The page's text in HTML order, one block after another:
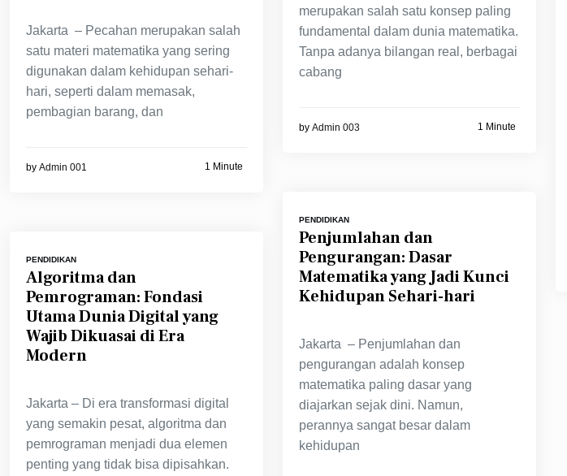
merupakan salah satu konsep paling
fundamental dalam dunia matematika.
Tanpa adanya bilangan real, berbagai
cabang
by Admin 003 1 Minute
Jakarta – Pecahan merupakan salah
satu materi matematika yang sering
digunakan dalam kehidupan sehari-
hari, seperti dalam memasak,
pembagian barang, dan
by Admin 001 1 Minute
PENDIDIKAN
Penjumlahan dan
Pengurangan: Dasar
Matematika yang Jadi Kunci
Kehidupan Sehari-hari
Jakarta – Penjumlahan dan
pengurangan adalah konsep
matematika paling dasar yang
diajarkan sejak dini. Namun,
perannya sangat besar dalam
kehidupan
PENDIDIKAN
Algoritma dan
Pemrograman: Fondasi
Utama Dunia Digital yang
Wajib Dikuasai di Era
Modern
Jakarta – Di era transformasi digital
yang semakin pesat, algoritma dan
pemrograman menjadi dua elemen
penting yang tidak bisa dipisahkan.